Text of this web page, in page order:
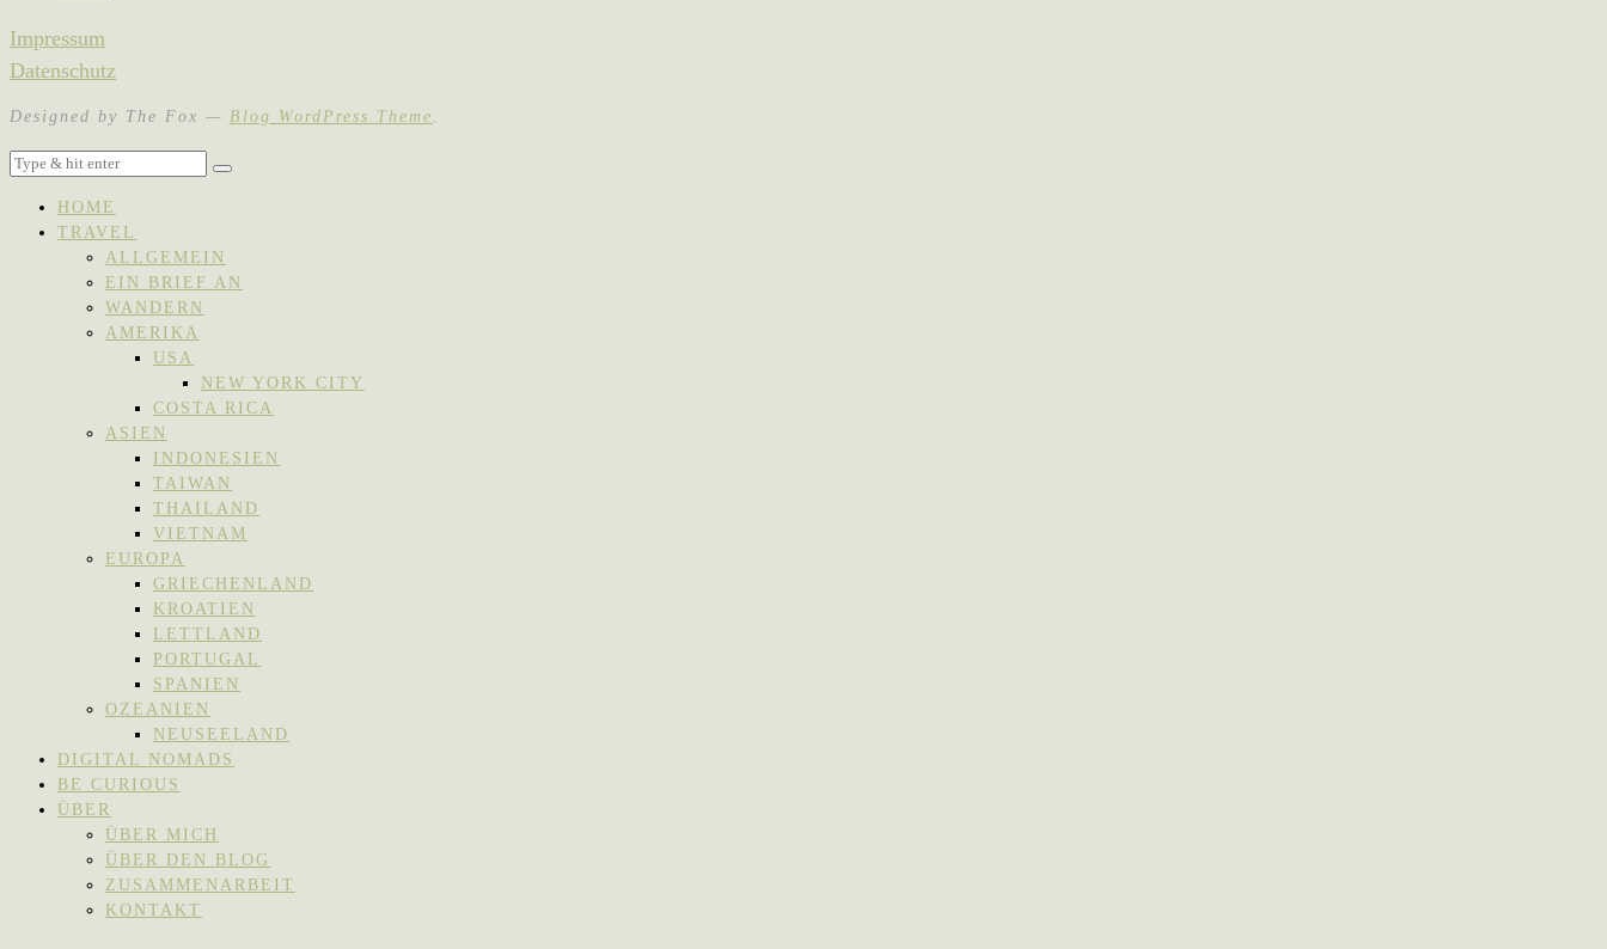
Impressum
Datenschutz
Designed by The Fox — Blog WordPress Theme
HOME
TRAVEL
ALLGEMEIN
EIN BRIEF AN
WANDERN
AMERIKA
USA
NEW YORK CITY
COSTA RICA
ASIEN
INDONESIEN
TAIWAN
THAILAND
VIETNAM
EUROPA
GRIECHENLAND
KROATIEN
LETTLAND
PORTUGAL
SPANIEN
OZEANIEN
NEUSEELAND
DIGITAL NOMADS
BE CURIOUS
ÜBER
ÜBER MICH
ÜBER DEN BLOG
ZUSAMMENARBEIT
KONTAKT